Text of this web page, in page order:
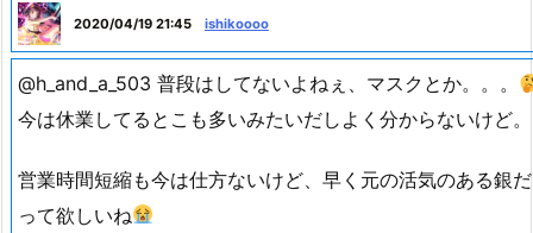
2020/04/19 21:45 ishikoooo
@h_and_a_503 普段はしてないよねぇ、マスクとか。。。
今は休業してるとこも多いみたいだしよく分からないけど
営業時間短縮も今は仕方ないけど、早く元の活気のある銀
って欲しいね